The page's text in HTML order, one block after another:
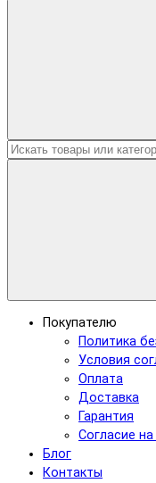
Покупателю
Политика
Условия
Оплата
Доставка
Гарантия
Согласие
Блог
Контакты